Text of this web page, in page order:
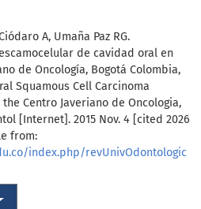
A, Umaña Paz RG.
de cavidad oral en
de Oncología, Bogotá Colombia,
Squamous Cell Carcinoma
Centro Javeriano de Oncologia,
[Internet]. 2015 Nov. 4 [cited 2026
from:
index.php/revUnivOdontologic